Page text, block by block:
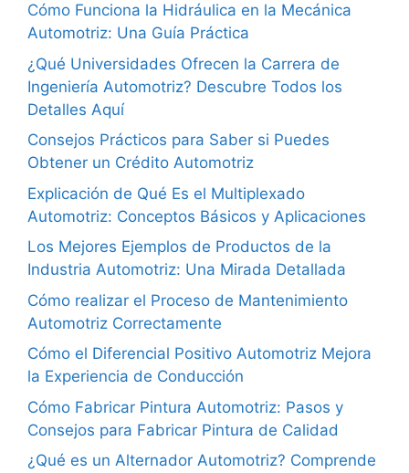
Cómo Funciona la Hidráulica en la Mecánica
Automotriz: Una Guía Práctica
¿Qué Universidades Ofrecen la Carrera de
Ingeniería Automotriz? Descubre Todos los
Detalles Aquí
Consejos Prácticos para Saber si Puedes
Obtener un Crédito Automotriz
Explicación de Qué Es el Multiplexado
Automotriz: Conceptos Básicos y Aplicaciones
Los Mejores Ejemplos de Productos de la
Industria Automotriz: Una Mirada Detallada
Cómo realizar el Proceso de Mantenimiento
Automotriz Correctamente
Cómo el Diferencial Positivo Automotriz Mejora
la Experiencia de Conducción
Cómo Fabricar Pintura Automotriz: Pasos y
Consejos para Fabricar Pintura de Calidad
¿Qué es un Alternador Automotriz? Comprende